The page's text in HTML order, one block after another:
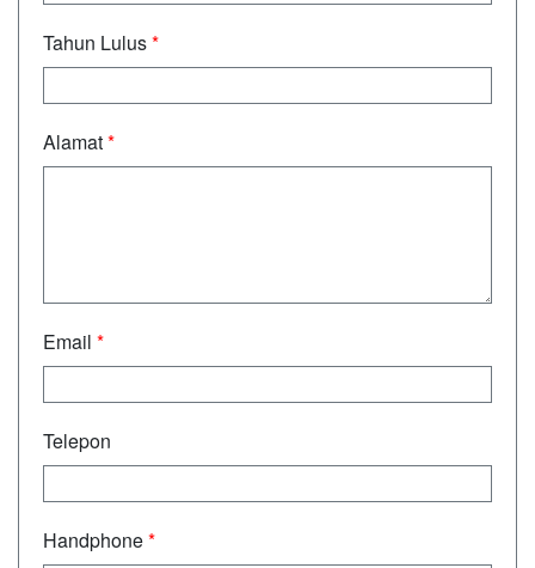
Tahun Lulus*
Alamat*
Email *
Telepon
Handphone*